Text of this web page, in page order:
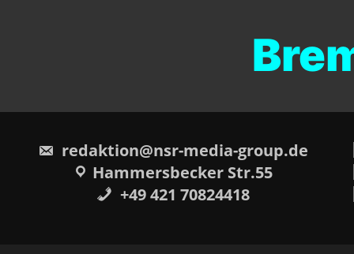
redaktion@nsr-media-group.de
Hammersbecker Str.55
+49 421 70824418